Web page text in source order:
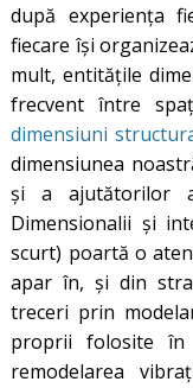
după experienţa
fiecare îşi
mult, entităţile
frecvent între
dimensiuni
dimensiunea
şi a ajutătorilor
Dimensionalii și
scurt) poartă o
apar în, şi din
treceri prin
proprii folosite
remodelarea